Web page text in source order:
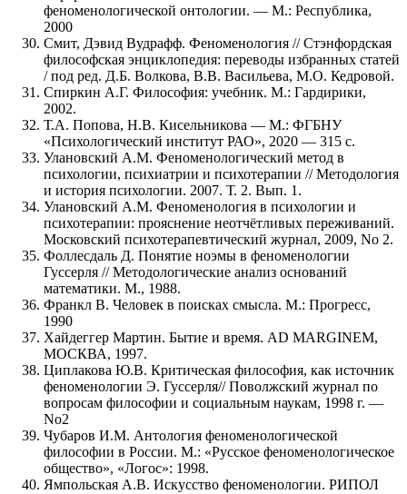
феноменологической онтологии. — М.: Республика,
2000
Смит, Дэвид Вудрафф. Феноменология // Стэнфордская
философская энциклопедия: переводы избранных статей
/ под ред. Д.Б. Волкова, В.В. Васильева, М.О. Кедровой.
Спиркин А.Г. Философия: учебник. М.: Гардирики,
2002.
Т.А. Попова, Н.В. Кисельникова — М.: ФГБНУ
«Психологический институт РАО», 2020 — 315 с.
Улановский А.М. Феноменологический метод в
психологии, психиатрии и психотерапии // Методология
и история психологии. 2007. Т. 2. Вып. 1.
Улановский А.М. Феноменология в психологии и
психотерапии: прояснение неотчётливых переживаний.
Московский психотерапевтический журнал, 2009, No 2.
Фоллесдаль Д. Понятие ноэмы в феноменологии
Гуссерля // Методологические анализ оснований
математики. М., 1988.
Франкл В. Человек в поисках смысла. М.: Прогресс,
1990
Хайдеггер Мартин. Бытие и время. AD MARGINEM,
МОСКВА, 1997.
Циплакова Ю.В. Критическая философия, как источник
феноменологии Э. Гуссерля// Поволжский журнал по
вопросам философии и социальным наукам, 1998 г. —
No2
Чубаров И.М. Антология феноменологической
философии в России. М.: «Русское феноменологическое
общество», «Логос»: 1998.
Ямпольская А.В. Искусство феноменологии. РИПОЛ